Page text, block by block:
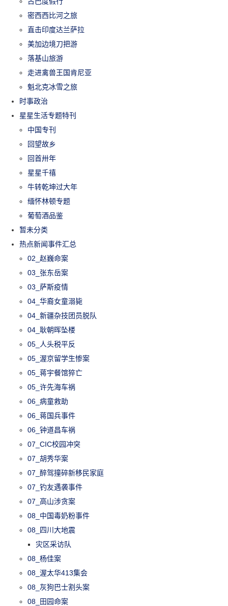
密西西比河之旅
直击印度达兰萨拉
美加边境刀把游
落基山旅游
走进禽兽王国肯尼亚
魁北克冰雪之旅
时事政治
星星生活专题特刊
中国专刊
回望故乡
回首卅年
星星千禧
牛转乾坤过大年
缅怀林顿专题
葡萄酒品鉴
暂未分类
热点新闻事件汇总
02_赵巍命案
03_张东岳案
03_萨斯疫情
04_华裔女童溺毙
04_新疆杂技团员脱队
04_耿朝晖坠楼
05_人头税平反
05_渥京留学生惨案
05_蒋宇餐馆猝亡
05_许先海车祸
06_病童救助
06_蒋国兵事件
06_钟道昌车祸
07_CIC校园冲突
07_胡秀华案
07_醉驾撞碎新移民家庭
07_钓友遇袭事件
07_高山涉贪案
08_中国毒奶粉事件
08_四川大地震
灾区采访队
08_杨佳案
08_渥太华413集会
08_灰狗巴士割头案
08_田园命案